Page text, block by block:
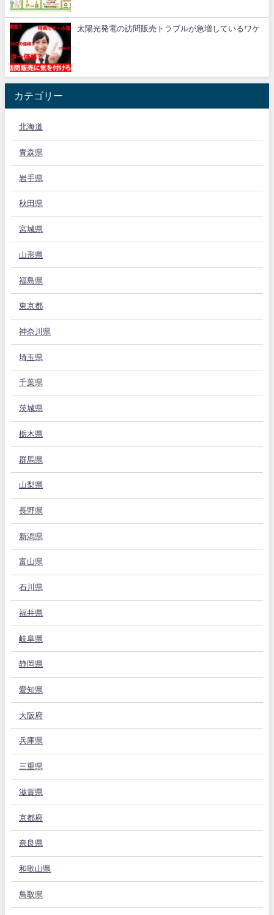
太陽光発電の訪問販売トラブルが急増しているワケ
カテゴリー
北海道
青森県
岩手県
秋田県
宮城県
山形県
福島県
東京都
神奈川県
埼玉県
千葉県
茨城県
栃木県
群馬県
山梨県
長野県
新潟県
富山県
石川県
福井県
岐阜県
静岡県
愛知県
大阪府
兵庫県
三重県
滋賀県
京都府
奈良県
和歌山県
鳥取県